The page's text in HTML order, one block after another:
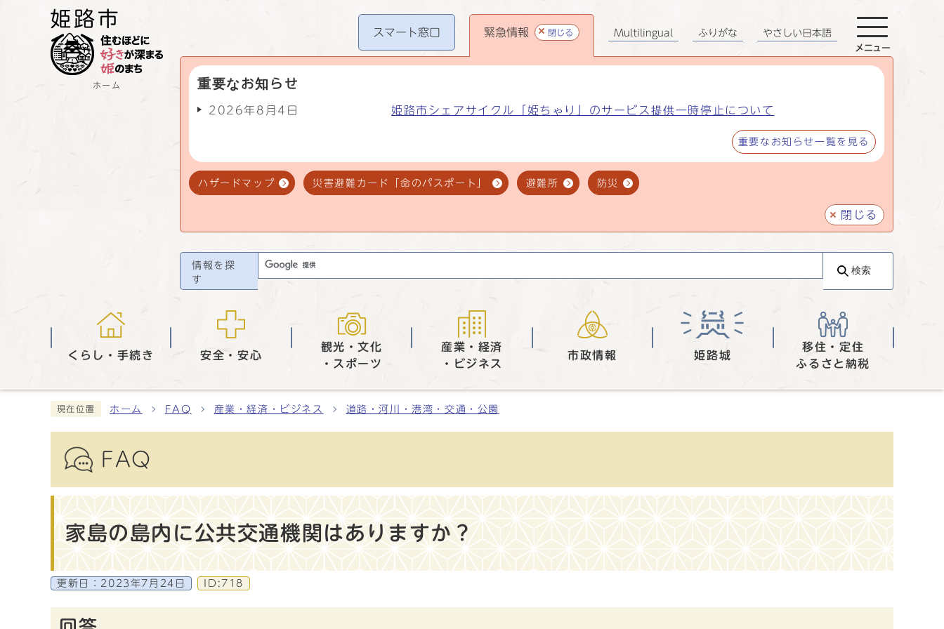
ホーム
スマート窓口 緊急情報 閉じる
重要なお知らせ
2026年8月4日 姫路市シェアサイクル「姫ちゃり」のサービス提供一時停止について
重要なお知らせ一覧を見る
ハザードマップ 災害避難カード「命のパスポート」 避難所 防災
閉じる
Multilingual ふりがな やさしい日本語
メニュー
情報を探
す
検索
くらし・手続き 安全・安心
観光・文化
・スポーツ
産業・経済
・ビジネス
市政情報 姫路城
移住・定住
ふるさと納税
現在位置 ホーム FAQ 産業・経済・ビジネス 道路・河川・港湾・交通・公園
FAQ
家島の島内に公共交通機関はありますか？
更新日： 2023年7月24日 ID:718